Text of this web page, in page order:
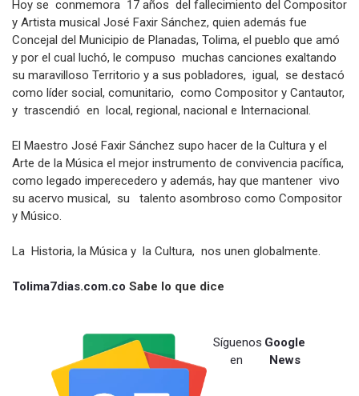
Hoy se conmemora 17 años del fallecimiento del Compositor
y Artista musical José Faxir Sánchez, quien además fue
Concejal del Municipio de Planadas, Tolima, el pueblo que amó
y por el cual luchó, le compuso muchas canciones exaltando
su maravilloso Territorio y a sus pobladores, igual, se destacó
como líder social, comunitario, como Compositor y Cantautor,
y trascendió en local, regional, nacional e Internacional.
El Maestro José Faxir Sánchez supo hacer de la Cultura y el
Arte de la Música el mejor instrumento de convivencia pacífica,
como legado imperecedero y además, hay que mantener vivo
su acervo musical, su talento asombroso como Compositor
y Músico.
La Historia, la Música y la Cultura, nos unen globalmente.
Tolima7dias.com.co Sabe lo que dice
Síguenos
en
Google
News